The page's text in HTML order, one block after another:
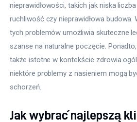
nieprawidłowości, takich jak niska
ruchliwość czy nieprawidłowa budowa.
tych problemów umożliwia skuteczne
szanse na naturalne poczęcie.
także istotne w kontekście zdrowia
niektóre problemy z nasieniem mogą
schorzeń.
Jak wybrać najlepszą